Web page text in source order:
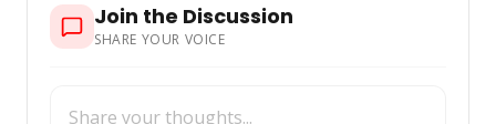
Join the Discussion
SHARE YOUR VOICE